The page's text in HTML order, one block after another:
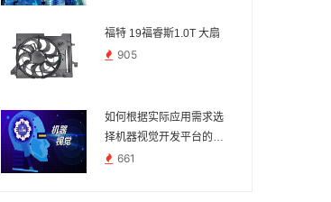
福特 19福睿斯1.0T 大扇
905
如何根据实际应用需求选
择机器视觉开发平台的算
法支持
661